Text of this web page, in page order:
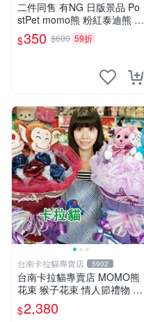
二件同售 有NG 日版景品 Po
stPet momo熊 粉紅泰迪熊 妹
妹 comomo 企鵝 娃娃 布偶
手指頭 娃娃
$350 $600 59折
台南卡拉貓專賣店 5902
台南卡拉貓專賣店 MOMO熊
花束 猴子花束 情人節禮物 二
選一 可繡字 可今天寄明天到
$2,380